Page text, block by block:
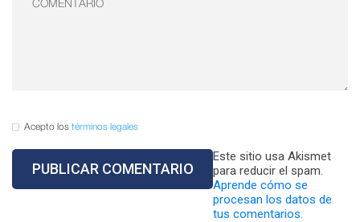
Acepto los términos legales
Este sitio usa Akismet
para reducir el spam.
Aprende cómo se
procesan los datos de
tus comentarios.